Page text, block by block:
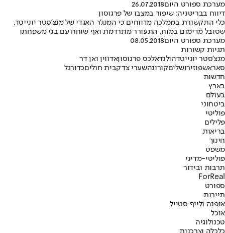
מערכת ספורט היום26.07.2018
דיווח בבריטניה: שיפור במצבו של פרגוסון
כלי התקשורת בממלכה מדווחים כי המנג'ר האגדי של מנצ'סטר יונייטד,
שסובל מדימום במוח, התעורר מתרדמת ואף שוחח עם בני משפחתו
מערכת ספורט היום08.05.2018
תגיות קשורות
מנצ'סטר יונייטדהולנדאלכס פרגוסוןאדווין ואן דר
סאראשפוזירושליםקורונהשערי צדקבית חוליםכדורגל
חדשות
בארץ
בעולם
ביטחוני
פוליטי
פלילים
בריאות
חינוך
משפט
פוליטי-מדיני
תרבות ובידור
ForReal
ספורט
תיירות
אופנה ולייף סטייל
אוכל
טכנולוגיה